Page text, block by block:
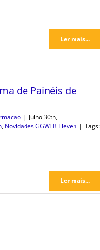
Ler mais...
de Painéis de
| Julho 30th,
, Novidades GGWEB Eleven | Tags:
Ler mais...